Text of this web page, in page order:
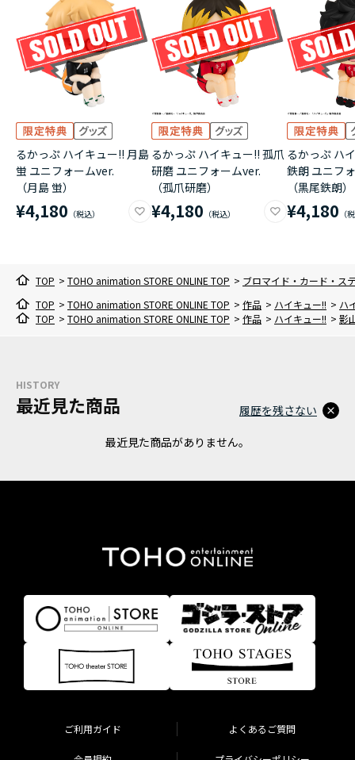
るかっぷ ハイキュー!! 月島
蛍 ユニフォームver.
（月島 蛍）
¥4,180
るかっぷ ハイキュー!! 孤爪
研磨 ユニフォームver.
（孤爪研磨）
¥4,180
るかっぷ ハ
鉄朗 ユニフ
（黒尾鉄朗）
¥4,180
TOP > TOHO animation STORE ONLINE TOP > ブロマイド・カード・ス
TOP > TOHO animation STORE ONLINE TOP > 作品 > ハイキュー!! > ハ
TOP > TOHO animation STORE ONLINE TOP > 作品 > ハイキュー!! > 影
HISTORY
最近見た商品
最近見た商品がありません。
履歴を残さない
ご利用ガイド よくあるご質問